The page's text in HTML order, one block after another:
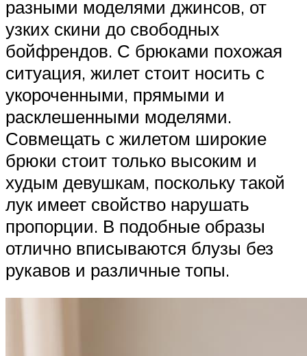
разными моделями джинсов, от
узких скини до свободных
бойфрендов. С брюками похожая
ситуация, жилет стоит носить с
укороченными, прямыми и
расклешенными моделями.
Совмещать с жилетом широкие
брюки стоит только высоким и
худым девушкам, поскольку такой
лук имеет свойство нарушать
пропорции. В подобные образы
отлично вписываются блузы без
рукавов и различные топы.